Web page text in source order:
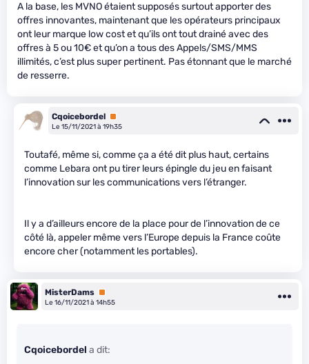
A la base, les MVNO étaient supposés surtout apporter des
offres innovantes, maintenant que les opérateurs principaux
ont leur marque low cost et qu’ils ont tout drainé avec des
offres à 5 ou 10€ et qu’on a tous des Appels/SMS/MMS
illimités, c’est plus super pertinent. Pas étonnant que le marché
de resserre.
Cqoicebordel Premium
Le 15/11/2021 à 19h35
Toutafé, même si, comme ça a été dit plus haut, certains
comme Lebara ont pu tirer leurs épingle du jeu en faisant
l’innovation sur les communications vers l’étranger.
Il y a d’ailleurs encore de la place pour de l’innovation de ce
côté là, appeler même vers l’Europe depuis la France coûte
encore cher (notamment les portables).
MisterDams Premium
Le 16/11/2021 à 14h55
Cqoicebordel a dit: